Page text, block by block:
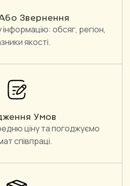
Звернення
обсяг, регіон,
якості.
Умов
ціну та погоджуємо
співпраці.